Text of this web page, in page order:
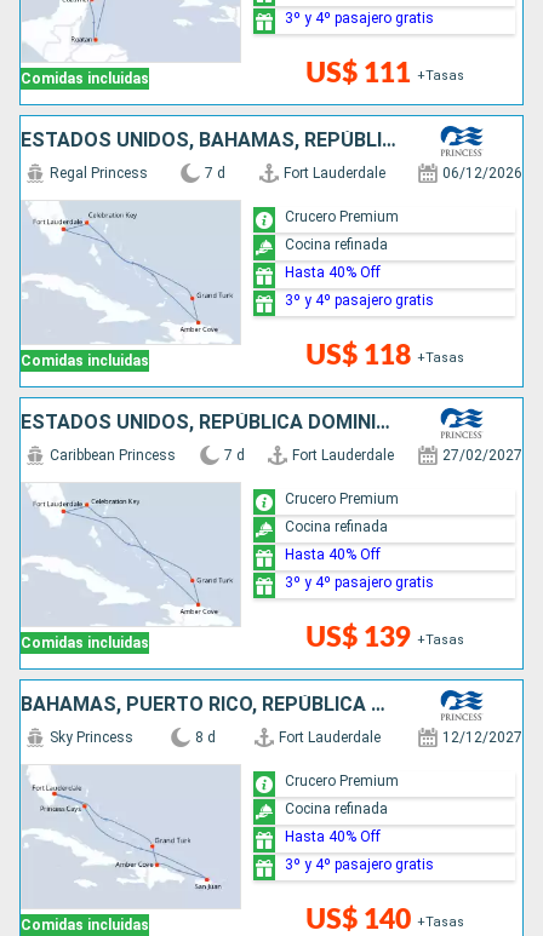
Comidas incluidas US$ 111 +Tasas
3º y 4º pasajero gratis
ESTADOS UNIDOS, BAHAMAS, REPÚBLICA DOMINICANA
Comidas incluidas
Regal Princess 7 d Fort Lauderdale 06/12/2026
US$ 118 +Tasas
Crucero Premium
Cocina refinada
Hasta 40% Off
3º y 4º pasajero gratis
ESTADOS UNIDOS, REPÚBLICA DOMINICANA, BAHAMAS
Comidas incluidas
Caribbean Princess 7 d Fort Lauderdale 27/02/2027
US$ 139 +Tasas
Crucero Premium
Cocina refinada
Hasta 40% Off
3º y 4º pasajero gratis
BAHAMAS, PUERTO RICO, REPÚBLICA DOMINICANA, ESTADOS UNIDOS
Comidas incluidas
Sky Princess 8 d Fort Lauderdale 12/12/2027
US$ 140 +Tasas
Crucero Premium
Cocina refinada
Hasta 40% Off
3º y 4º pasajero gratis